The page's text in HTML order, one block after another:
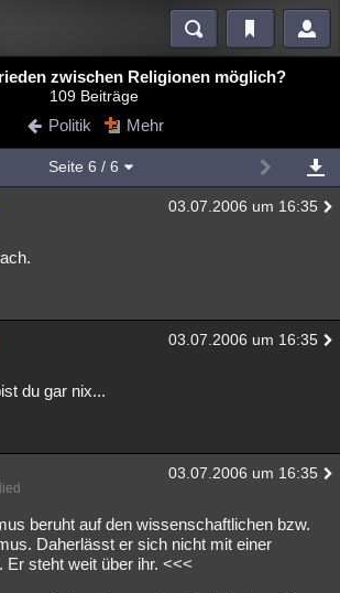
Blogs Videos
Mystery Kriminalfälle
Verbesserungen Allmystery English
Alle Neue Geschlossen
zwischen Religionen möglich?
109 Beiträge
Politik Mehr
Seite 6 / 6
03.07.2006 um 16:35
03.07.2006 um 16:35
du gar nix...
03.07.2006 um 16:35
beruht auf den wissenschaftlichen bzw.
Daherlässt er sich nicht mit einer
Er steht weit über ihr. <<<